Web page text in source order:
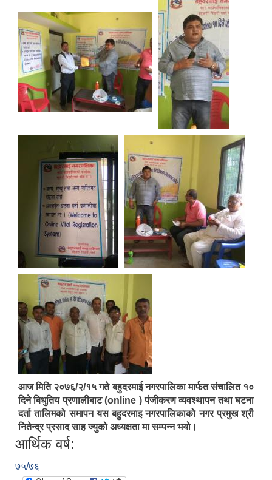
आज मिति २०७६/२/१५ गते बहुदरमाई नगरपालिका मार्फत संचालित १०
दिने बिधुतिय प्रणालीबाट (online ) पंजीकरण व्यवश्थापन तथा घटना
दर्ता तालिमको समापन यस बहुदरमाइ नगरपालिकाको नगर प्रमुख श्री
नितेन्द्र प्रसाद साह ज्युको अध्यक्षता मा सम्पन्न भयो।
आर्थिक वर्ष:
७५/७६